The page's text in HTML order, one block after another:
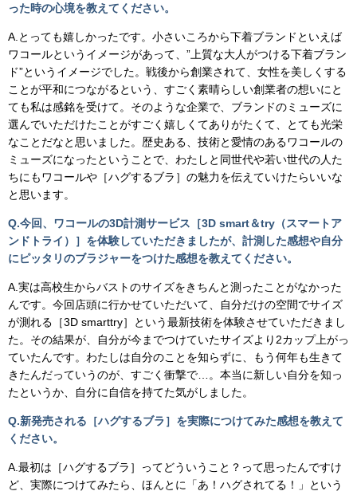
った時の心境を教えてください。
A.とっても嬉しかったです。小さいころから下着ブランドといえば
ワコールというイメージがあって、”上質な大人がつける下着ブラン
ド”というイメージでした。戦後から創業されて、女性を美しくする
ことが平和につながるという、すごく素晴らしい創業者の想いにと
ても私は感銘を受けて。そのような企業で、ブランドのミューズに
選んでいただけたことがすごく嬉しくてありがたくて、とても光栄
なことだなと思いました。歴史ある、技術と愛情のあるワコールの
ミューズになったということで、わたしと同世代や若い世代の人た
ちにもワコールや［ハグするブラ］の魅力を伝えていけたらいいな
と思います。
Q.今回、ワコールの3D計測サービス［3D smart＆try （スマートア
ンドトライ）］を体験していただきましたが、 計測した感想や自分
にピッタリのブラジャーをつけた感想を教えて ください。
A.実は高校生からバストのサイズをきちんと測ったことがなかった
んです。今回店頭に行かせていただいて、自分だけの空間でサイズ
が測れる［3D smarttry］という最新技術を体験させていただきまし
た。その結果が、自分が今までつけていたサイズより2カップ上がっ
ていたんです。わたしは自分のことを知らずに、もう何年も生きて
きたんだっていうのが、すごく衝撃で…。本当に新しい自分を知っ
たというか、自分に自信を持てた気がしました。
Q.新発売される［ハグするブラ］ を実際につけてみた感想を教えて
ください。
A.最初は［ハグするブラ］ってどういうこと？って思ったんですけ
ど、実際につけてみたら、ほんとに「あ！ハグされてる！」という